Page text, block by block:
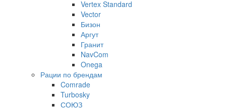
Vertex Standard
Vector
Бизон
Аргут
Гранит
NavCom
Onega
Рации по брендам
Comrade
Turbosky
СОЮЗ